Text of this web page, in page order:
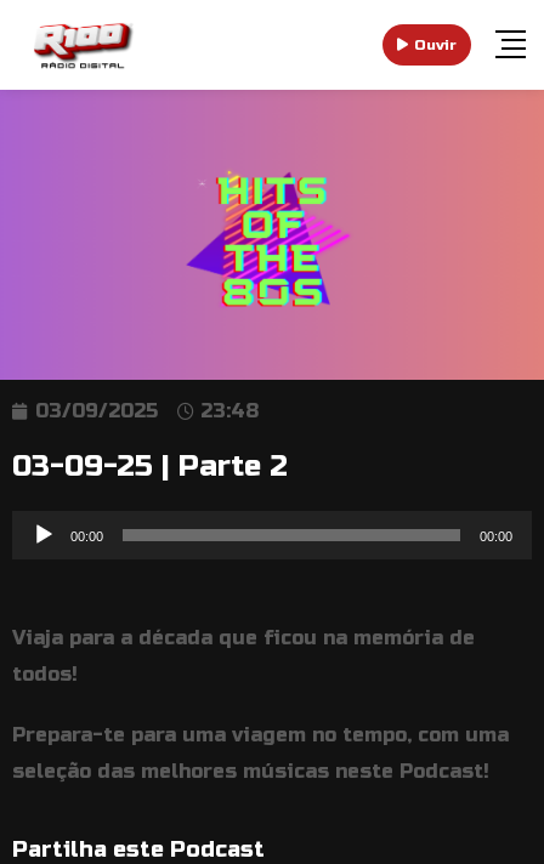
Ouvir
03/09/2025 23:48
03-09-25 | Parte 2
Reprodutor
00:00 00:00
Viaja para a década que ficou na memória de
todos!
Prepara-te para uma viagem no tempo, com uma
seleção das melhores músicas neste Podcast!
Partilha este Podcast